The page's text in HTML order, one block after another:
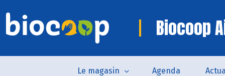
Biocoop
Le magasin Agenda